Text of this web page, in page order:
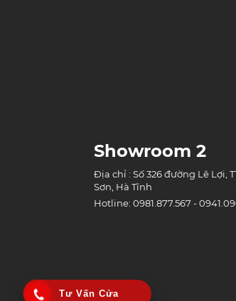
Showroom 2
Địa chỉ : Số 326 đường Lê Lợi,
Sơn, Hà Tĩnh
Hotline: 0981.877.567 -
Tư Vấn Cửa